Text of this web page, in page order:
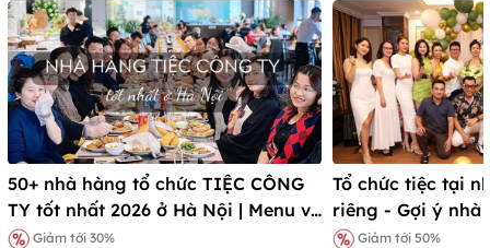
50+ nhà hàng tổ chức TIỆC CÔNG
TY tốt nhất 2026 ở Hà Nội | Menu và
Ưu đãi
Giảm tới 30%
Tổ chức tiệc tại
riêng - Gợi ý nhà
Giảm tới 50%